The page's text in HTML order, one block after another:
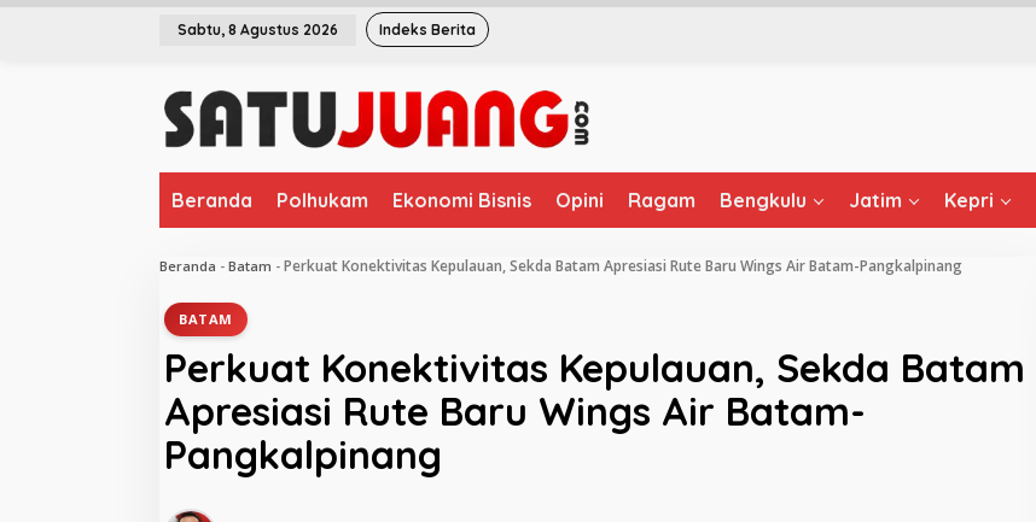
L
Sabtu, 8 Agustus 2026 Indeks Berita
Beranda Polhukam Ekonomi Bisnis Opini Ragam Bengkulu Jatim Kepri
Beranda - Batam - Perkuat Konektivitas Kepulauan, Sekda Batam Apresiasi Rute Baru Wings Air Batam-Pangkalpinang
BATAM
Perkuat Konektivitas Kepulauan, Sekda Batam
Apresiasi Rute Baru Wings Air Batam-
Pangkalpinang